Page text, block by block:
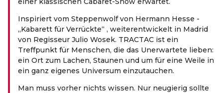
Inspiriert vom Steppenwolf von Hermann Hesse -
„Kabarett für Verrückte“ , weiterentwickelt in Madrid
von Regisseur Julio Wosek. TRACTAC ist ein
Treffpunkt für Menschen, die das Unerwartete lieben:
ein Ort zum Lachen, Staunen und um für eine Weile in
ein ganz eigenes Universum einzutauchen.
Man muss vorher nichts wissen. Nur neugierig sollte